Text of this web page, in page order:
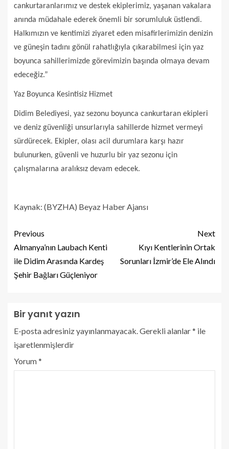
cankurtaranlarımız ve destek ekiplerimiz, yaşanan vakalara
anında müdahale ederek önemli bir sorumluluk üstlendi.
Halkımızın ve kentimizi ziyaret eden misafirlerimizin denizin
ve güneşin tadını gönül rahatlığıyla çıkarabilmesi için yaz
boyunca sahillerimizde görevimizin başında olmaya devam
edeceğiz.”
Yaz Boyunca Kesintisiz Hizmet
Didim Belediyesi, yaz sezonu boyunca cankurtaran ekipleri
ve deniz güvenliği unsurlarıyla sahillerde hizmet vermeyi
sürdürecek. Ekipler, olası acil durumlara karşı hazır
bulunurken, güvenli ve huzurlu bir yaz sezonu için
çalışmalarına aralıksız devam edecek.
Kaynak: (BYZHA) Beyaz Haber Ajansı
Previous
Almanya’nın Laubach Kenti
ile Didim Arasında Kardeş
Şehir Bağları Güçleniyor
Next
Kıyı Kentlerinin Ortak
Sorunları İzmir’de Ele Alındı
Bir yanıt yazın
E-posta adresiniz yayınlanmayacak. Gerekli alanlar* ile
işaretlenmişlerdir
Yorum*